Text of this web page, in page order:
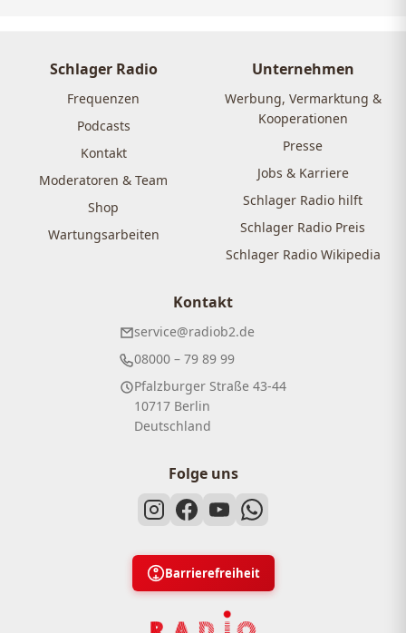
Schlager Radio
Frequenzen
Podcasts
Kontakt
Moderatoren & Team
Shop
Wartungsarbeiten
Unternehmen
Werbung, Vermarktung &
Kooperationen
Presse
Jobs & Karriere
Schlager Radio hilft
Schlager Radio Preis
Schlager Radio Wikipedia
Kontakt
service@radiob2.de
08000 – 79 89 99
Pfalzburger Straße 43-44
10717 Berlin
Deutschland
Folge uns
Barrierefreiheit